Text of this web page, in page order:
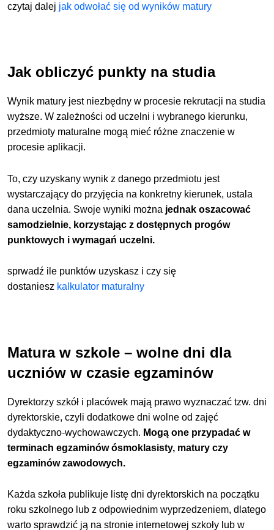
czytaj dalej jak odwołać się od wyników matury
Jak obliczyć punkty na studia
Wynik matury jest niezbędny w procesie rekrutacji na studia
wyższe. W zależności od uczelni i wybranego kierunku,
przedmioty maturalne mogą mieć różne znaczenie w
procesie aplikacji.
To, czy uzyskany wynik z danego przedmiotu jest
wystarczający do przyjęcia na konkretny kierunek, ustala
dana uczelnia. Swoje wyniki można jednak oszacować
samodzielnie, korzystając z dostępnych progów
punktowych i wymagań uczelni.
sprwadź ile punktów uzyskasz i czy się
dostaniesz kalkulator maturalny
Matura w szkole – wolne dni dla
uczniów w czasie egzaminów
Dyrektorzy szkół i placówek mają prawo wyznaczać tzw. dni
dyrektorskie, czyli dodatkowe dni wolne od zajęć
dydaktyczno-wychowawczych. Mogą one przypadać w
terminach egzaminów ósmoklasisty, matury czy
egzaminów zawodowych.
Każda szkoła publikuje listę dni dyrektorskich na początku
roku szkolnego lub z odpowiednim wyprzedzeniem, dlatego
warto sprawdzić ją na stronie internetowej szkoły lub w